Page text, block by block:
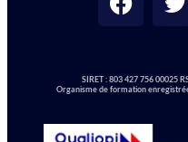
SIRET :803 427 756 00025
Organisme de formation